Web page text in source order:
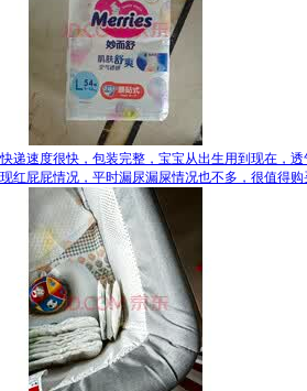
快递速度很快，包装完整，宝宝从出生用到现在，
现红屁屁情况，平时漏尿漏屎情况也不多，很值得购